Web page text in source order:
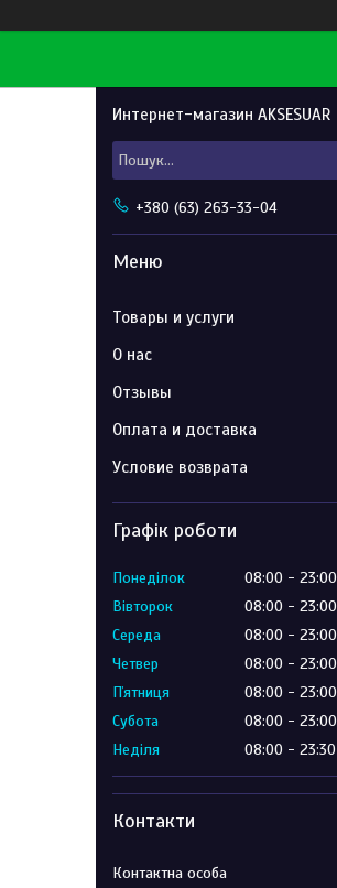
Интернет-магазин AKSESUAR
+380 (63) 263-33-04
Товары и услуги
О нас
Отзывы
Оплата и доставка
Условие возврата
Графік роботи
Понеділок 08:00
23:00
Вівторок
08:00
23:00
Середа
08:00
23:00
Четвер
08:00
23:00
Пʼятниця
08:00
23:00
Субота
08:00
23:00
Неділя
08:00 23:30
Контакти